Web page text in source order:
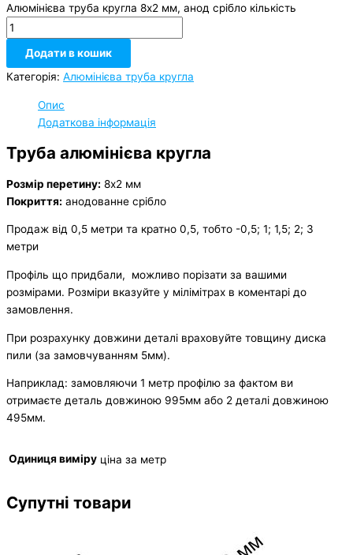
Алюмінієва труба кругла 8х2 мм, анод срібло кількість
Додати в кошик
Категорія: Алюмінієва труба кругла
Опис
Додаткова інформація
Труба алюмінієва кругла
Розмір перетину: 8х2 мм
Покриття: анодованне срібло
Продаж від 0,5 метри та кратно 0,5, тобто -0,5; 1; 1,5; 2; 3
метри
Профіль що придбали, можливо порізати за вашими
розмірами. Розміри вказуйте у мілімітрах в коментарі до
замовлення.
При розрахунку довжини деталі враховуйте товщину диска
пили (за замовчуванням 5мм).
Наприклад: замовляючи 1 метр профілю за фактом ви
отримаєте деталь довжиною 995мм або 2 деталі довжиною
495мм.
Одиниця виміру ціна за метр
Супутні товари